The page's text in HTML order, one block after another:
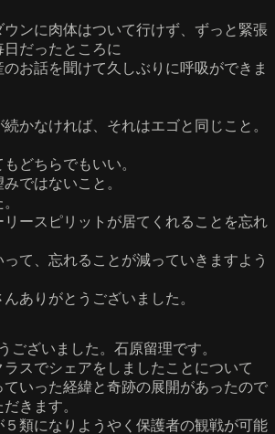
ウンに肉体はついて行けず、ずっと緊張
だったところに
お話を聞けて久しぶりに呼吸ができま
かなければ、それはエゴと同じこと。
どちらでもいい。
ではないこと。
ースピリットが居てくれることを忘れ
て、忘れることが減っていきますよう
ありがとうございました。
ございました。石原留理です。
ラスでシェアをしましたことについて
いった経緯と奇跡の展開があったので
きます。
５類になりようやく保護者の観戦が可能